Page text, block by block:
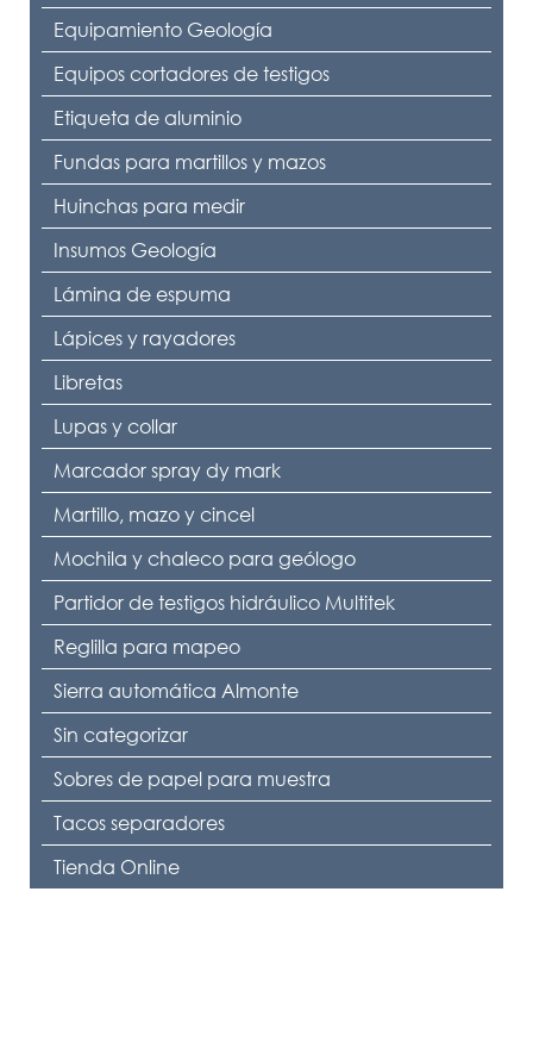
Equipamiento Geología
Equipos cortadores de testigos
Etiqueta de aluminio
Fundas para martillos y mazos
Huinchas para medir
Insumos Geología
Lámina de espuma
Lápices y rayadores
Libretas
Lupas y collar
Marcador spray dy mark
Martillo, mazo y cincel
Mochila y chaleco para geólogo
Partidor de testigos hidráulico Multitek
Reglilla para mapeo
Sierra automática Almonte
Sin categorizar
Sobres de papel para muestra
Tacos separadores
Tienda Online